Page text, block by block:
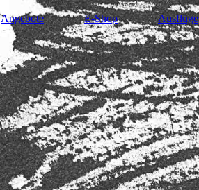
Angebote E-Shop Ausflüge